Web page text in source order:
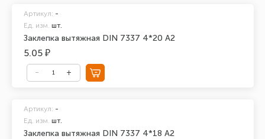
Заклепка вытяжная DIN 7337 4*20 А2
Артикул: -
Ед. изм. шт.
5.05 ₽
Заклепка вытяжная DIN 7337 4*18 А2
Артикул: -
Ед. изм. шт.